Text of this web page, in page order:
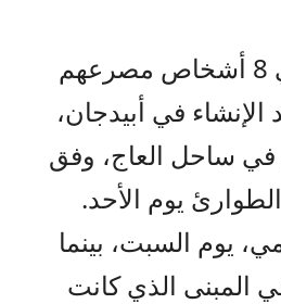
صراحة نيوز – لقي 8 أشخاص مصرعهم
الإنشاء في أبيدجان،
في ساحل العاج، وفق
يوم الأحد.
يوم السبت، بينما
المبنى الذي كانت